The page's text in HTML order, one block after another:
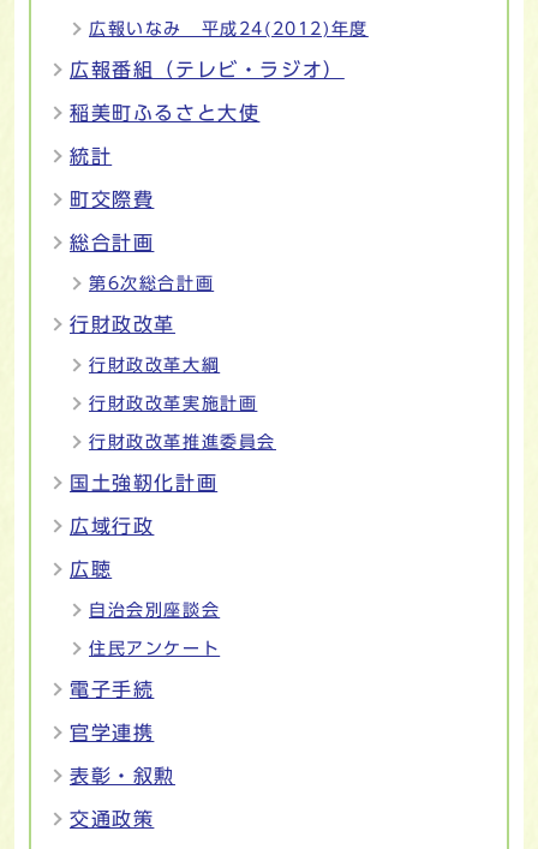
広報いなみ 平成24(2012)年度
広報番組（テレビ・ラジオ）
稲美町ふるさと大使
統計
町交際費
総合計画
第6次総合計画
行財政改革
行財政改革大綱
行財政改革実施計画
行財政改革推進委員会
国土強靭化計画
広域行政
広聴
自治会別座談会
住民アンケート
電子手続
官学連携
表彰・叙勲
交通政策